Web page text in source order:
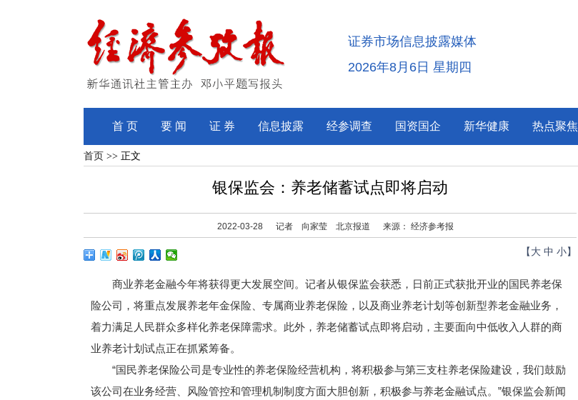
证券市场信息披露媒体
2026年8月6日 星期四
首 页 要 闻 证 券 信息披露 经参调查 国资国企 新华健康 热点聚焦
首页 >> 正文
银保监会：养老储蓄试点即将启动
2022-03-28 记者 向家莹 北京报道 来源： 经济参考报
【 大 中 小】
商业养老金融今年将获得更大发展空间。记者从银保监会获悉，日前正式获批开业的国民养老保
险公司，将重点发展养老年金保险、专属商业养老保险，以及商业养老计划等创新型养老金融业务，
着力满足人民群众多样化养老保障需求。此外，养老储蓄试点即将启动，主要面向中低收入人群的商
业养老计划试点正在抓紧筹备。
“国民养老保险公司是专业性的养老保险经营机构，将积极参与第三支柱养老保险建设，我们鼓励
该公司在业务经营、风险管控和管理机制制度方面大胆创新，积极参与养老金融试点。”银保监会新闻